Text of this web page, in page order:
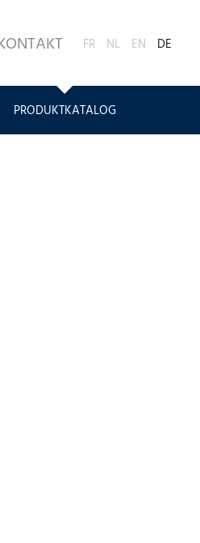
PRODUKTKATALOG
FR NL EN DE